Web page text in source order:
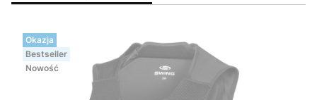
Okazja
Bestseller
Nowość